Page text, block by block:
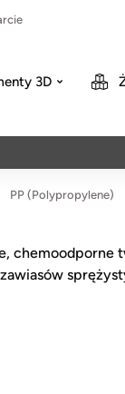
3D
PP (Polypropylene)
chemoodporne